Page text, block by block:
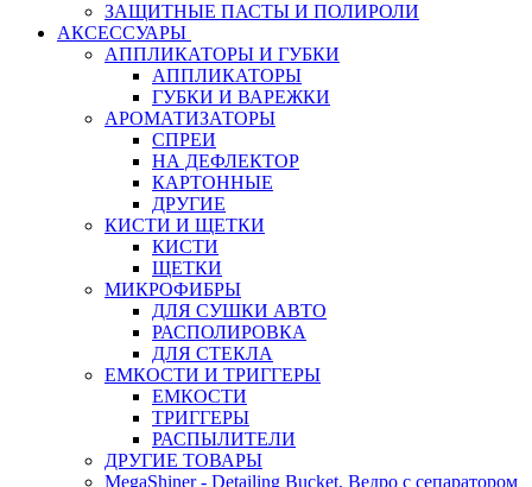
ЗАЩИТНЫЕ ПАСТЫ И ПОЛИРОЛИ
АКСЕССУАРЫ
АППЛИКАТОРЫ И ГУБКИ
АППЛИКАТОРЫ
ГУБКИ И ВАРЕЖКИ
АРОМАТИЗАТОРЫ
СПРЕИ
НА ДЕФЛЕКТОР
КАРТОННЫЕ
ДРУГИЕ
КИСТИ И ЩЕТКИ
КИСТИ
ЩЕТКИ
МИКРОФИБРЫ
ДЛЯ СУШКИ АВТО
РАСПОЛИРОВКА
ДЛЯ СТЕКЛА
ЕМКОСТИ И ТРИГГЕРЫ
ЕМКОСТИ
ТРИГГЕРЫ
РАСПЫЛИТЕЛИ
ДРУГИЕ ТОВАРЫ
MegaShiner - Detailing Bucket, Ведро с сепаратором